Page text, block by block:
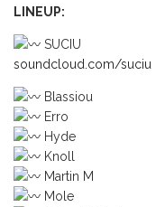
LINEUP:
SUCIU
soundcloud.com/suciu
Blassiou
Erro
Hyde
Knoll
Martin M
Mole